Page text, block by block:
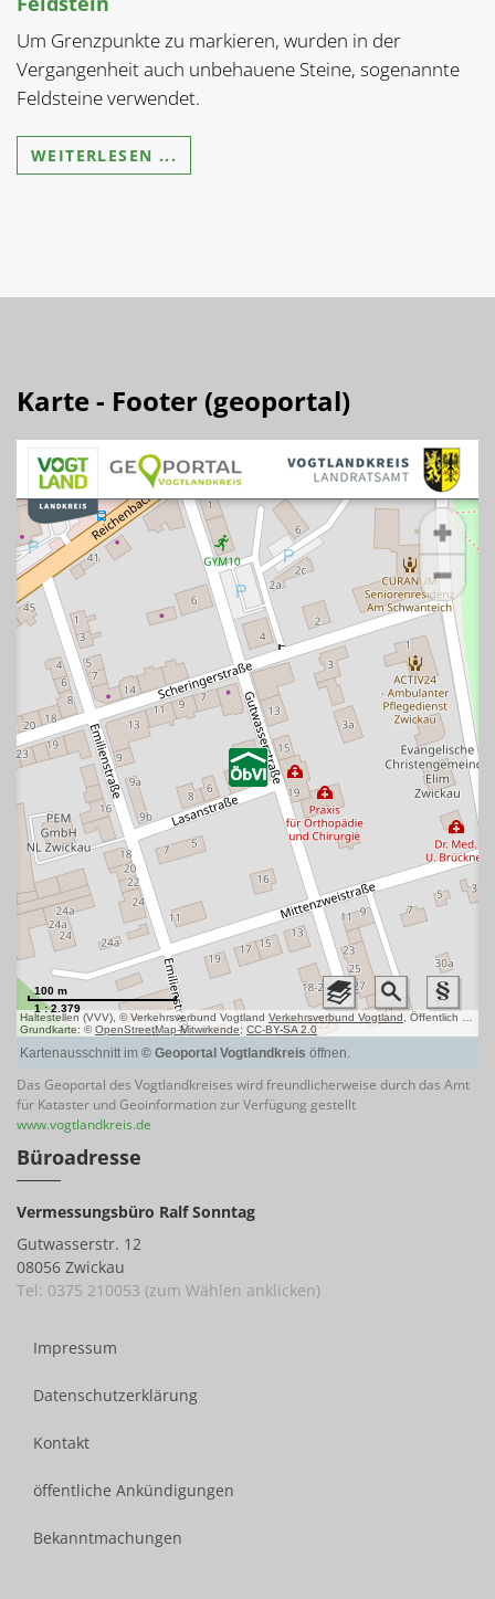
Um Grenzpunkte zu markieren, wurden in der
Vergangenheit auch unbehauene Steine, sogenannte
Feldsteine verwendet.
WEITERLESEN ...
Karte - Footer (geoportal)
Das Geoportal des Vogtlandkreises wird freundlicherweise durch das Amt
für Kataster und Geoinformation zur Verfügung gestellt
www.vogtlandkreis.de
Büroadresse
Vermessungsbüro Ralf Sonntag
Gutwasserstr. 12
08056 Zwickau
Tel: 0375 210053 (zum Wählen anklicken)
Impressum
Datenschutzerklärung
Kontakt
öffentliche Ankündigungen
Bekanntmachungen